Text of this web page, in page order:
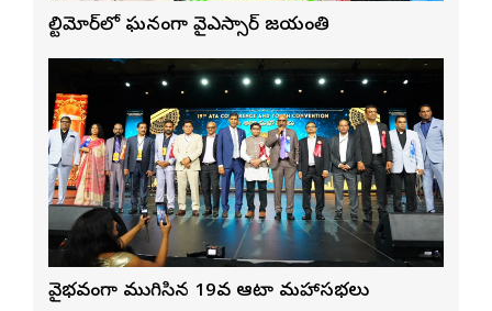
బాల్టిమోర్‌లో ఘనంగా వైఎస్సార్‌ జయంతి
వైభవంగా ముగిసిన 19వ ఆటా మహాసభలు